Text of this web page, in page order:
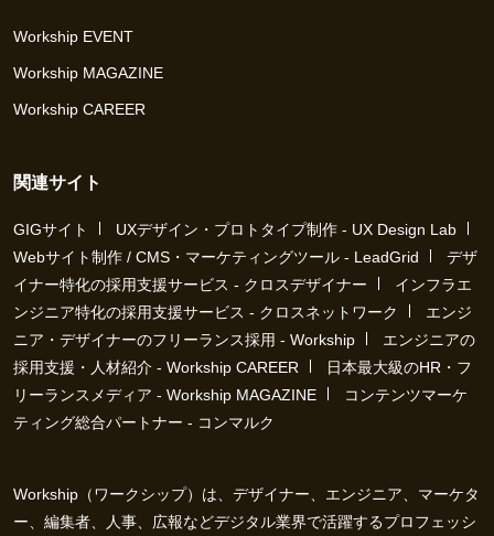
Workship EVENT
Workship MAGAZINE
Workship CAREER
関連サイト
GIGサイト
UXデザイン・プロトタイプ制作 - UX Design Lab
Webサイト制作 / CMS・マーケティングツール - LeadGrid
デザ
イナー特化の採用支援サービス - クロスデザイナー
インフラエ
ンジニア特化の採用支援サービス - クロスネットワーク
エンジ
ニア・デザイナーのフリーランス採用 - Workship
エンジニアの
採用支援・人材紹介 - Workship CAREER
日本最大級のHR・フ
リーランスメディア - Workship MAGAZINE
コンテンツマーケ
ティング総合パートナー - コンマルク
Workship（ワークシップ）は、デザイナー、エンジニア、マーケタ
ー、編集者、人事、広報などデジタル業界で活躍するプロフェッシ